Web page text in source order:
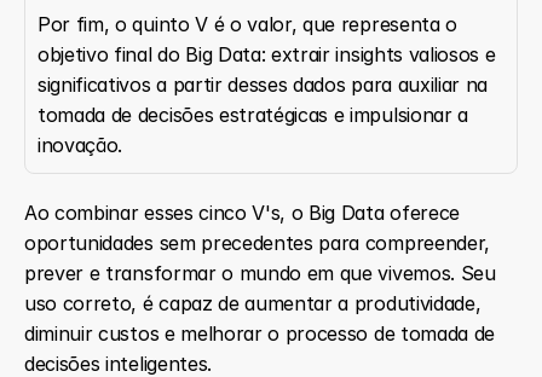
Por fim, o quinto V é o valor, que representa o
objetivo final do Big Data: extrair insights valiosos e
significativos a partir desses dados para auxiliar na
tomada de decisões estratégicas e impulsionar a
inovação.
Ao combinar esses cinco V's, o Big Data oferece
oportunidades sem precedentes para compreender,
prever e transformar o mundo em que vivemos. Seu
uso correto, é capaz de aumentar a produtividade,
diminuir custos e melhorar o processo de tomada de
decisões inteligentes.